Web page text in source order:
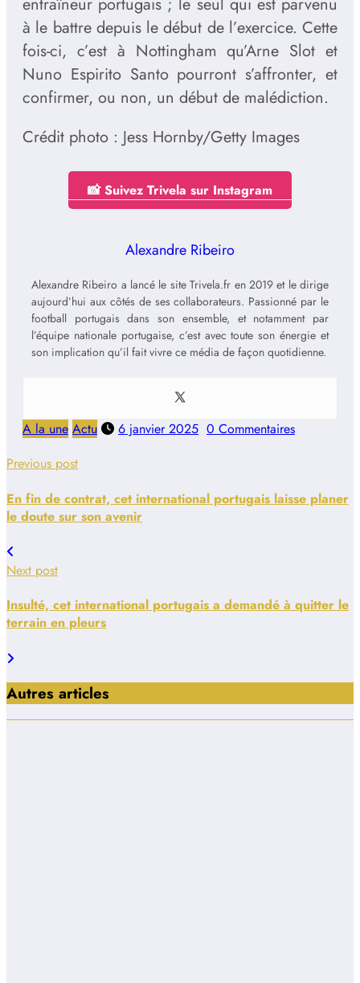
entraîneur portugais ; le seul qui est parvenu
à le battre depuis le début de l’exercice. Cette
fois-ci, c’est à Nottingham qu’Arne Slot et
Nuno Espirito Santo pourront s’affronter, et
confirmer, ou non, un début de malédiction.
Crédit photo : Jess Hornby/Getty Images
📸 Suivez Trivela sur Instagram
Alexandre Ribeiro
Alexandre Ribeiro a lancé le site Trivela.fr en 2019 et le dirige
aujourd’hui aux côtés de ses collaborateurs. Passionné par le
football portugais dans son ensemble, et notamment par
l’équipe nationale portugaise, c’est avec toute son énergie et
son implication qu’il fait vivre ce média de façon quotidienne.
A la une Actu 6 janvier 2025 0 Commentaires
Previous post
En fin de contrat, cet international portugais laisse planer
le doute sur son avenir
Next post
Insulté, cet international portugais a demandé à quitter le
terrain en pleurs
Autres articles